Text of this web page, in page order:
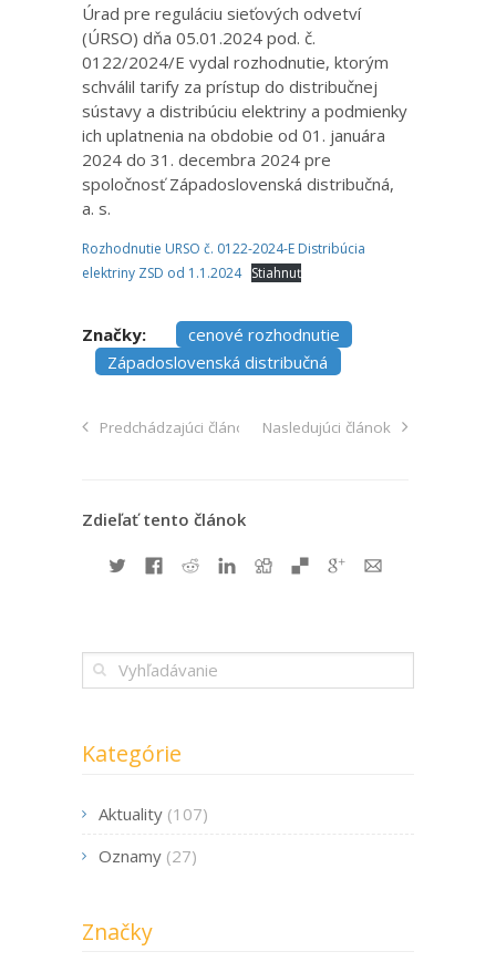
Úrad pre reguláciu sieťových odvetví
(ÚRSO) dňa 05.01.2024 pod. č.
0122/2024/E vydal rozhodnutie, ktorým
schválil tarify za prístup do distribučnej
sústavy a distribúciu elektriny a podmienky
ich uplatnenia na obdobie od 01. januára
2024 do 31. decembra 2024 pre
spoločnosť Západoslovenská distribučná,
a. s.
Rozhodnutie URSO č. 0122-2024-E Distribúcia
elektriny ZSD od 1.1.2024 Stiahnuť
Značky:
cenové rozhodnutie
Západoslovenská distribučná
Predchádzajúci článok Nasledujúci článok
Zdieľať tento článok
Kategórie
Aktuality (107)
Oznamy (27)
Značky